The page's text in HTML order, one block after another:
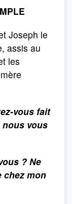
Joseph le
assis au
les
vous fait
nous vous
? Ne
chez mon